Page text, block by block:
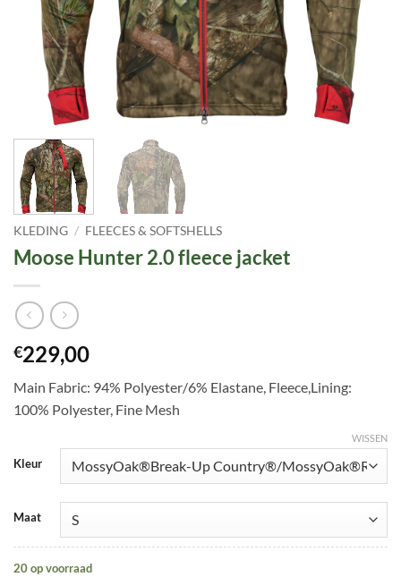
KLEDING / FLEECES & SOFTSHELLS
Moose Hunter 2.0 fleece jacket
€229,00
Main Fabric: 94% Polyester/6% Elastane, Fleece,Lining:
100% Polyester, Fine Mesh
Kleur
Maat
WISSEN
20 op voorraad